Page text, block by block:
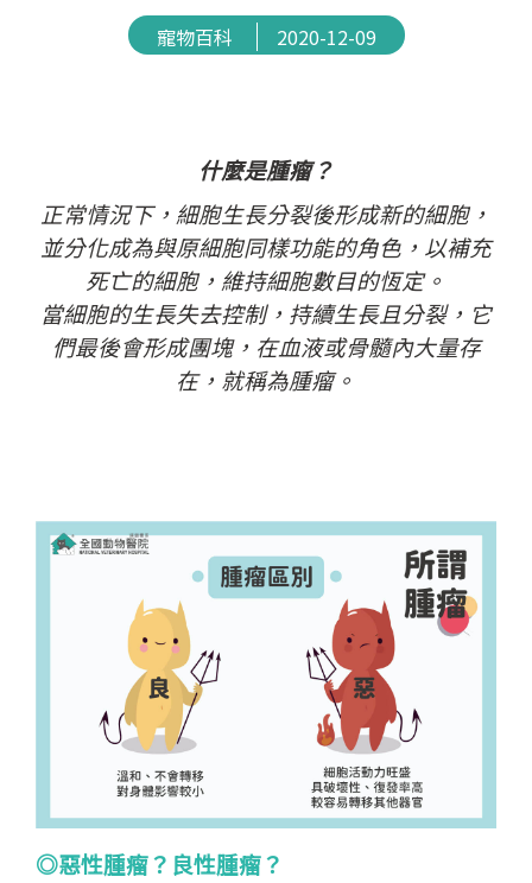
寵物百科 2020-12-09
什麼是腫瘤？
正常情況下，細胞生長分裂後形成新的細胞，
並分化成為與原細胞同樣功能的角色，以補充
死亡的細胞，維持細胞數目的恆定。
當細胞的生長失去控制，持續生長且分裂，它
們最後會形成團塊，在血液或骨髓內大量存
在，就稱為腫瘤。
◎惡性腫瘤？良性腫瘤？